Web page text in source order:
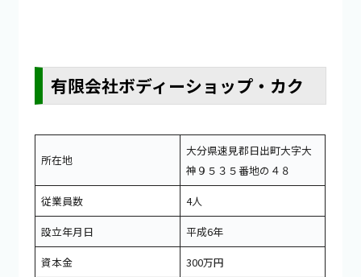
有限会社ボディーショップ・カク
所在地
大分県速見郡日出町大字大
神９５３５番地の４８
従業員数
4人
設立年月日
平成6年
資本金
300万円